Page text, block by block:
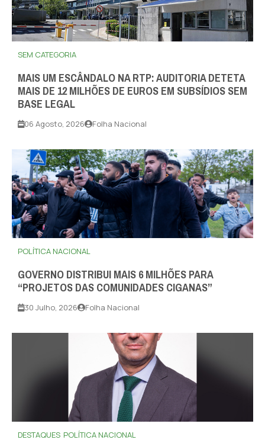
SEM CATEGORIA
MAIS UM ESCÂNDALO NA RTP: AUDITORIA DETETA
MAIS DE 12 MILHÕES DE EUROS EM SUBSÍDIOS SEM
BASE LEGAL
06 Agosto, 2026 Folha Nacional
POLÍTICA NACIONAL
GOVERNO DISTRIBUI MAIS 6 MILHÕES PARA
“PROJETOS DAS COMUNIDADES CIGANAS”
30 Julho, 2026 Folha Nacional
DESTAQUES POLÍTICA NACIONAL